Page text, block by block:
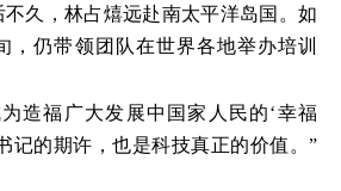
久，林占熺远赴南太平洋岛国。如
，仍带领团队在世界各地举办培训
造福广大发展中国家人民的‘幸福
记的期许，也是科技真正的价值。”